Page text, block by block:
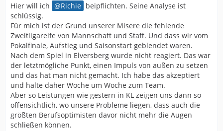
Hier will ich Richie beipflichten. Seine Analyse ist
schlüssig.
Für mich ist der Grund unserer Misere die fehlende
Zweitligareife von Mannschaft und Staff. Und dass wir vom
Pokalfinale, Aufstieg und Saisonstart geblendet waren.
Nach dem Spiel in Elversberg wurde nicht reagiert. Das war
der letztmögliche Punkt, einen Impuls von außen zu setzen
und das hat man nicht gemacht. Ich habe das akzeptiert
und halte daher Woche um Woche zum Team.
Aber so Leistungen wie gestern in KL zeigen uns dann so
offensichtlich, wo unsere Probleme liegen, dass auch die
größten Berufsoptimisten davor nicht mehr die Augen
schließen können.